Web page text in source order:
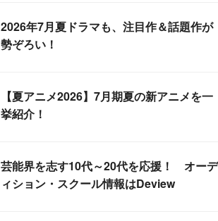
2026年7月夏ドラマも、注目作＆話題作が
勢ぞろい！
【夏アニメ2026】7月期夏の新アニメを一
挙紹介！
芸能界を志す10代～20代を応援！ オーデ
ィション・スクール情報はDeview